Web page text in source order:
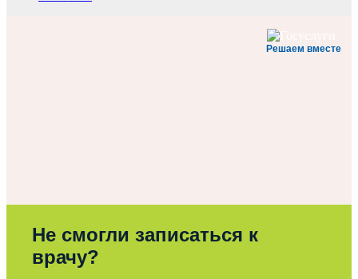
Решаем вместе
Не смогли записаться к
врачу?